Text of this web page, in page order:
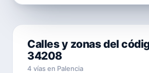
Calles y zonas del
34208
4 vías en Palencia